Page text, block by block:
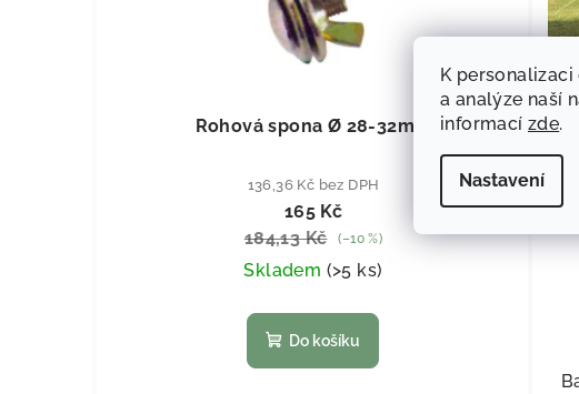
K
a analýze naší
informacízde.
Nastavení
Rohová spona Ø 28-32mm
136,36 Kč bez DPH
165 Kč
184,13 Kč
(–10 %)
Skladem (>5 ks)
Do košíku
KÓD: